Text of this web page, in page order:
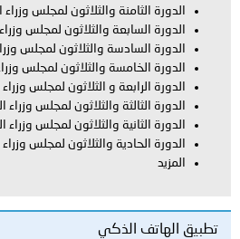
والثلاثون لمجلس وزراء الداخلية العرب بتونس
والثلاثون لمجلس وزراء الداخلية العرب بتونس
والثلاثون لمجلس وزراء الداخلية العرب بتونس
والثلاثون لمجلس وزراء الداخلية العرب بالجزائر
و الثلاثون لمجلس وزراء الداخلية العرب بتونس
والثلاثون لمجلس وزراء الداخلية العرب بتونس
والثلاثون لمجلس وزراء الداخلية العرب بالجزائر
والثلاثون لمجلس وزراء الداخلية العرب بالمغرب